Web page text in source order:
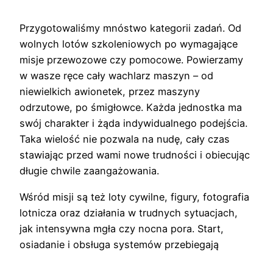
Przygotowaliśmy mnóstwo kategorii zadań. Od
wolnych lotów szkoleniowych po wymagające
misje przewozowe czy pomocowe. Powierzamy
w wasze ręce cały wachlarz maszyn – od
niewielkich awionetek, przez maszyny
odrzutowe, po śmigłowce. Każda jednostka ma
swój charakter i żąda indywidualnego podejścia.
Taka wielość nie pozwala na nudę, cały czas
stawiając przed wami nowe trudności i obiecując
długie chwile zaangażowania.
Wśród misji są też loty cywilne, figury, fotografia
lotnicza oraz działania w trudnych sytuacjach,
jak intensywna mgła czy nocna pora. Start,
osiadanie i obsługa systemów przebiegają